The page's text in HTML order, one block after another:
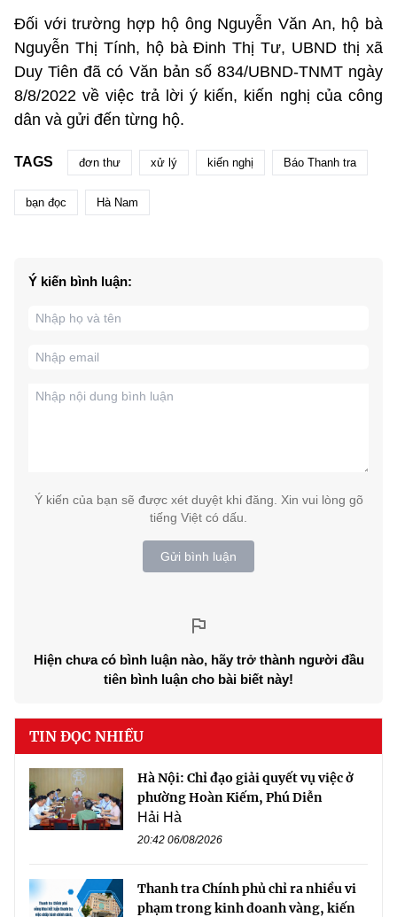
Đối với trường hợp hộ ông Nguyễn Văn An, hộ bà
Nguyễn Thị Tính, hộ bà Đinh Thị Tư, UBND thị xã
Duy Tiên đã có Văn bản số 834/UBND-TNMT ngày
8/8/2022 về việc trả lời ý kiến, kiến nghị của công
dân và gửi đến từng hộ.
TAGS đơn thư xử lý kiến nghị Báo Thanh tra
bạn đọc Hà Nam
Ý kiến bình luận:
Ý kiến của bạn sẽ được xét duyệt khi đăng. Xin vui lòng gõ
tiếng Việt có dấu.
Gửi bình luận
Hiện chưa có bình luận nào, hãy trở thành người đầu
tiên bình luận cho bài biết này!
TIN ĐỌC NHIỀU
Hà Nội: Chỉ đạo giải quyết vụ việc ở
phường Hoàn Kiếm, Phú Diễn
Hải Hà
20:42 06/08/2026
Thanh tra Chính phủ chỉ ra nhiều vi
phạm trong kinh doanh vàng, kiến